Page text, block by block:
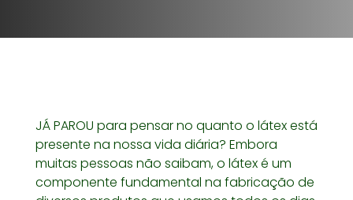
JÁ PAROU para pensar no quanto o látex está
presente na nossa vida diária? Embora
muitas pessoas não saibam, o látex é um
componente fundamental na fabricação de